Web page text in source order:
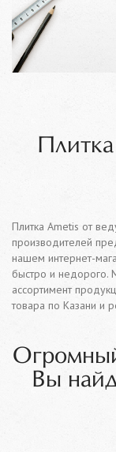
Плитка Ametis от
производителей
нашем интернет-
быстро и
ассортимент
товара по Казани и
Вы